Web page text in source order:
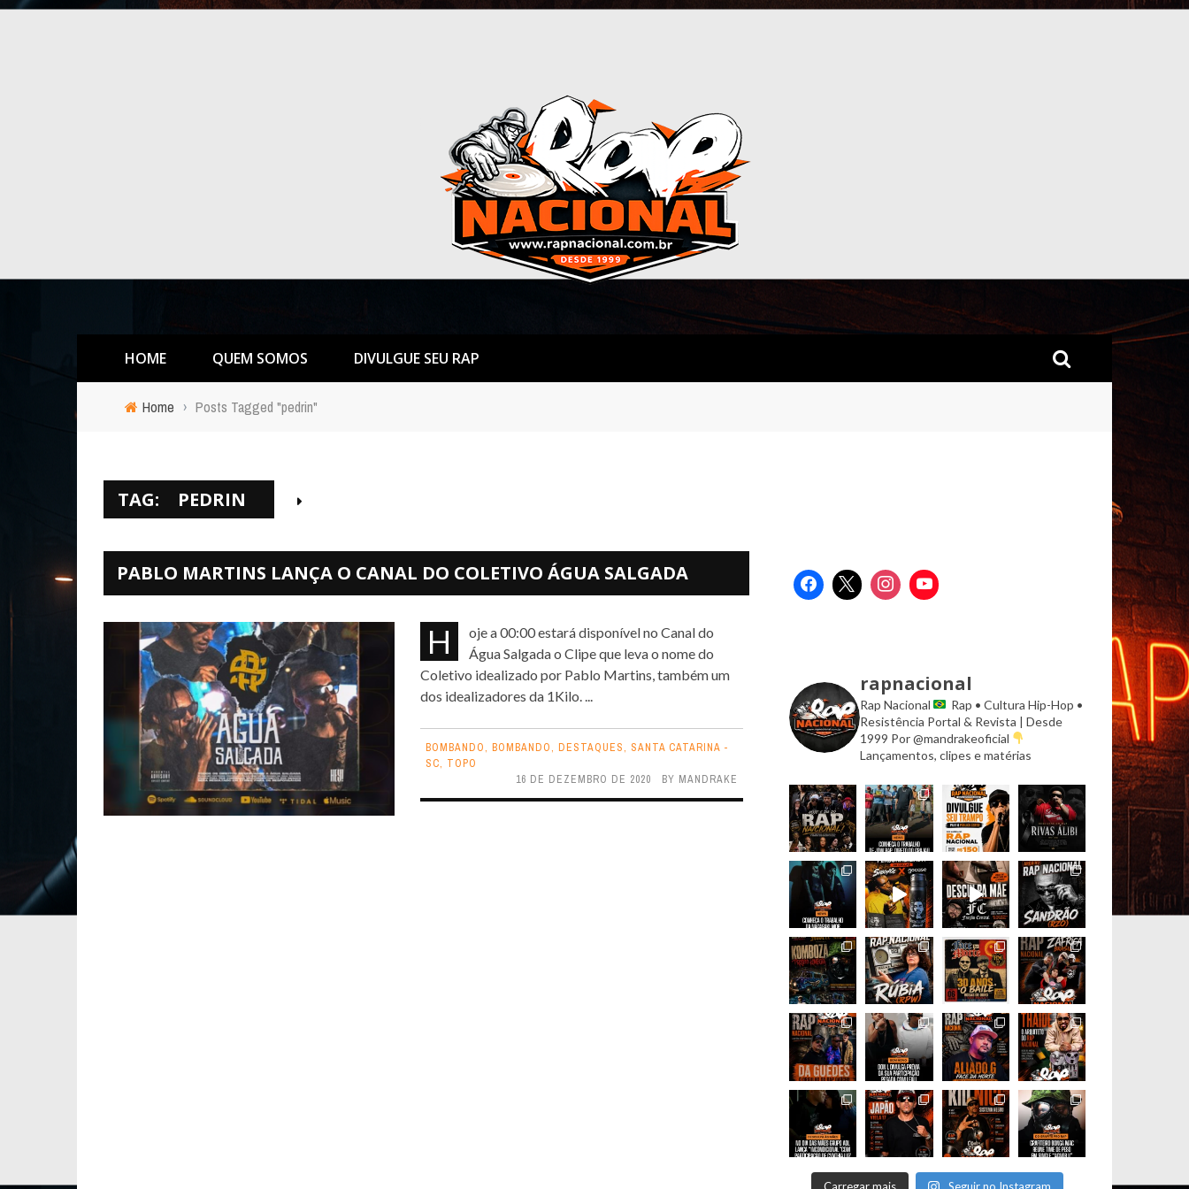
HOME QUEM SOMOS DIVULGUE SEU RAP
Home › Posts Tagged "pedrin"
TAG: PEDRIN
PABLO MARTINS LANÇA O CANAL DO COLETIVO ÁGUA SALGADA
Hoje a 00:00 estará disponível no Canal do
Água Salgada o Clipe que leva o nome do
Coletivo idealizado por Pablo Martins, também um
dos idealizadores da 1Kilo. ...
BOMBANDO, BOMBANDO, DESTAQUES, SANTA CATARINA -
SC, TOPO
16 DE DEZEMBRO DE 2020
BY MANDRAKE
rapnacional
Rap Nacional
Rap • Cultura Hip-Hop •
Resistência Portal & Revista | Desde
1999 Por @mandrakeoficial
Lançamentos, clipes e matérias